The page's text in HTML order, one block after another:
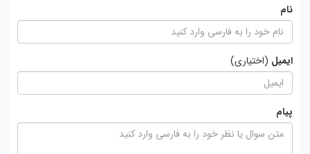
نام
ایمیل (اختیاری)
پیام